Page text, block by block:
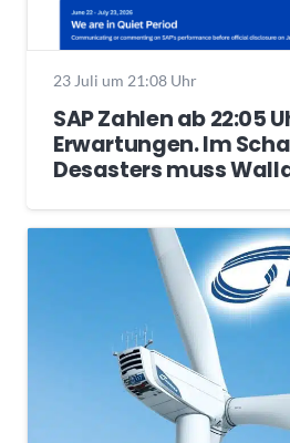
23 Juli um 21:08 Uhr
SAP Zahlen ab 22:05
Erwartungen. Im
Desasters muss